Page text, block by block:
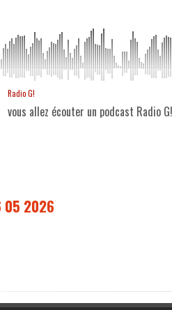
Radio G!
vous allez écouter un podcast Radio
05 2026